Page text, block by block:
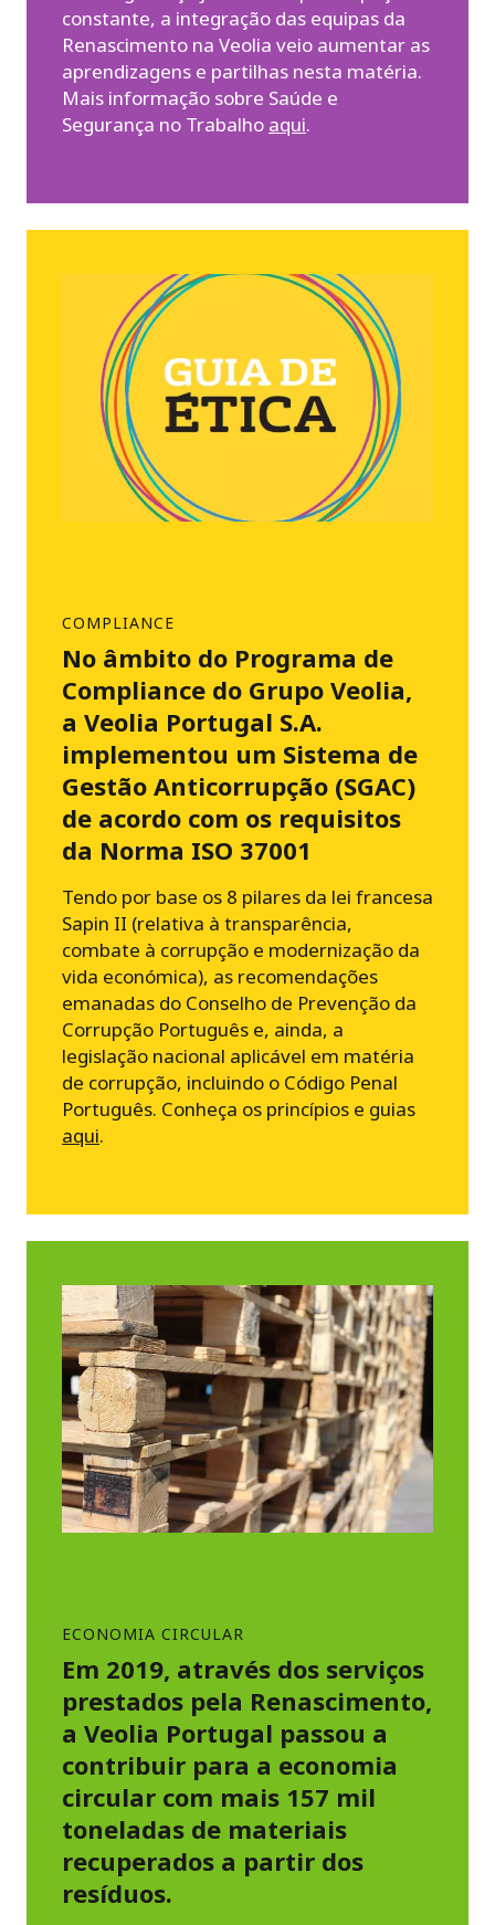
constante, a integração das equipas da
Renascimento na Veolia veio aumentar as
aprendizagens e partilhas nesta matéria.
Mais informação sobre Saúde e
Segurança no Trabalho aqui.
COMPLIANCE
No âmbito do Programa de
Compliance do Grupo Veolia,
a Veolia Portugal S.A.
implementou um Sistema de
Gestão Anticorrupção (SGAC)
de acordo com os requisitos
da Norma ISO 37001
Tendo por base os 8 pilares da lei francesa
Sapin II (relativa à transparência,
combate à corrupção e modernização da
vida económica), as recomendações
emanadas do Conselho de Prevenção da
Corrupção Português e, ainda, a
legislação nacional aplicável em matéria
de corrupção, incluindo o Código Penal
Português. Conheça os princípios e guias
aqui.
ECONOMIA CIRCULAR
Em 2019, através dos serviços
prestados pela Renascimento,
a Veolia Portugal passou a
contribuir para a economia
circular com mais 157 mil
toneladas de materiais
recuperados a partir dos
resíduos.